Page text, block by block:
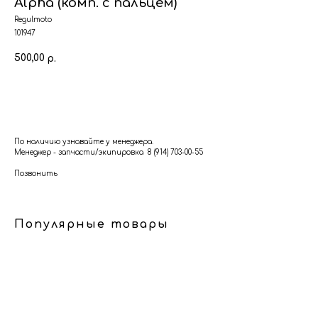
Alpha (комп. с пальцем)
Regulmoto
101947
500,00 р.
По наличию узнавайте у менеджера.
Менеджер - запчасти/экипировка 8 (914) 703-00-55
Позвонить
Популярные товары